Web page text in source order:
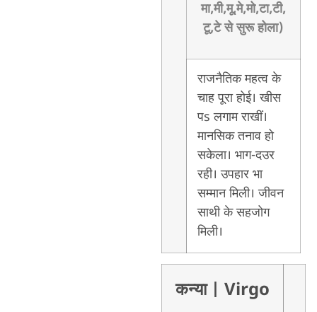
मा,मी,मू,मे,मो,टा,टी,
टू,टे से सुरू होला)
राजनैतिक महत्व के
चाह पूरा होई। खीस
पs लगाम राखीं।
मानसिक तनाव हो
सकेला। भाग-दउर
रही। उपहार भा
सम्मान मिली। जीवन
साथी के सहजोग
मिली।
कन्या | Virgo